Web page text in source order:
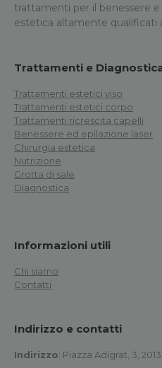
trattamenti per il benessere
estetica altamente qualificati
Trattamenti e
Trattamenti estetici viso
Trattamenti estetici corpo
Trattamenti ricrescita capelli
Benessere ed epilazione laser
Chirurgia estetica
Nutrizione
Grotta di sale
Diagnostica
Informazioni utili
Chi siamo
Contatti
Indirizzo e contatti
Indirizzo: Piazza Adigrat, 3,